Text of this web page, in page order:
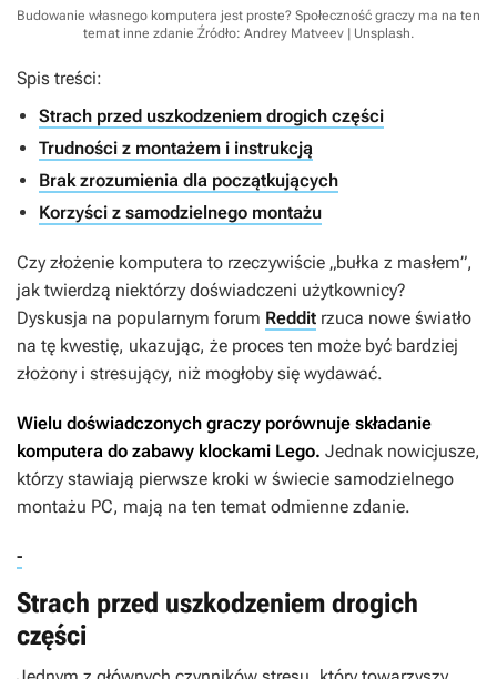
Budowanie własnego komputera jest proste? Społeczność graczy ma na ten
temat inne zdanie Źródło: Andrey Matveev | Unsplash.
Spis treści:
Strach przed uszkodzeniem drogich części
Trudności z montażem i instrukcją
Brak zrozumienia dla początkujących
Korzyści z samodzielnego montażu
Czy złożenie komputera to rzeczywiście „bułka z masłem”,
jak twierdzą niektórzy doświadczeni użytkownicy?
Dyskusja na popularnym forum Reddit rzuca nowe światło
na tę kwestię, ukazując, że proces ten może być bardziej
złożony i stresujący, niż mogłoby się wydawać.
Wielu doświadczonych graczy porównuje składanie
komputera do zabawy klockami Lego. Jednak nowicjusze,
którzy stawiają pierwsze kroki w świecie samodzielnego
montażu PC, mają na ten temat odmienne zdanie.
-
Strach przed uszkodzeniem drogich
części